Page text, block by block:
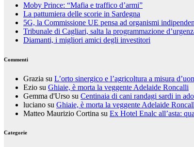
Moby Prince: “Mafia e traffico d’armi”
La pattumiera delle scorie in Sardegna
5G, la Commissione UE pensa ad organismi
Tribunale di Cagliari, salta la programmazione
Diamanti, i migliori amici degli investitori
Commenti
Grazia su L’orto sinergico e l’agricoltura a misura
Ezio su Ghiaie, è morta la veggente Adelaide Roncalli
Gemma d'Urso su Centinaia di cani randagi sardi in
luciano su Ghiaie, è morta la veggente Adelaide
Matteo Maurizio Cortina su Ex Hotel Enalc all’asta:
Categorie